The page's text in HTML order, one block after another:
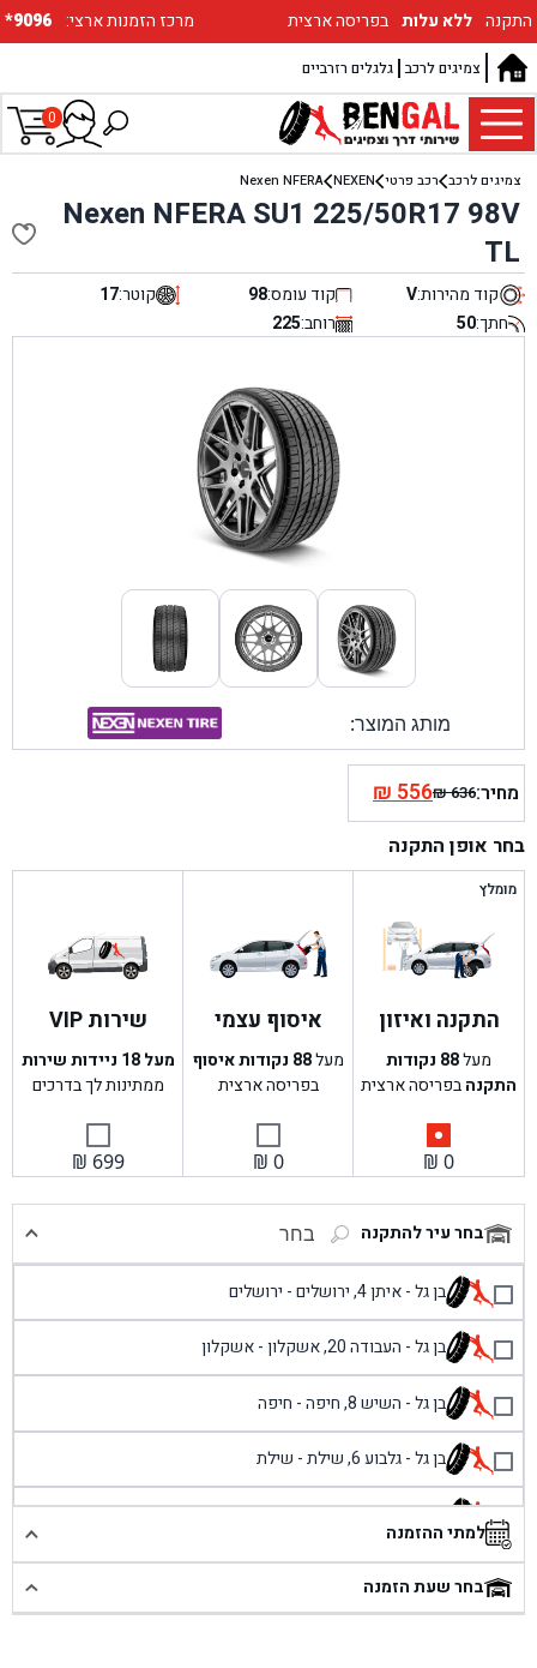
*9096 :מרכז הזמנות ארצי התקנה ללא עלות בפריסה ארצית
גלגלים רזרביים צמיגים לרכב
0
צמיגים לרכב רכב פרטי NEXEN
Nexen NFERA
Nexen NFERA SU1 225/50R17 98V
TL
קוד מהירות:V קוד עומס:98 קוטר:17
חתך:50 רוחב:225
מותג המוצר:
מחיר: ₪636
המחיר
המקורי
היה:
₪556המחיר
הנוכחי
הוא:
בחר אופן התקנה
מומלץ
התקנה ואיזון
מעל88 נקודות
התקנהבפריסה ארצית
₪ 0
איסוף עצמי
מעל88 נקודות איסוף
בפריסה ארצית
₪ 0
שירות VIP
מעל 18 ניידות שירות
ממתינות לך בדרכים
₪ 699
בחר עיר להתקנה בחר
בן גל - איתן 4, ירושלים - ירושלים
בן גל - העבודה 20, אשקלון - אשקלון
בן גל - השיש 8, חיפה - חיפה
בן גל - גלבוע 6, שילת - שילת
בן גל - פוריידיס, כניסה צפונית מול כביש 4 - פרדיס
בן גל - שכונת אזור תעשייה זעירה, עיילבון - עיילבון
למתי ההזמנה
בחר שעת הזמנה